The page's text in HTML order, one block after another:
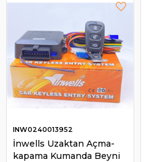
İnwells Uzaktan Açma-
kapama Kumanda Beyni
INW0240013952